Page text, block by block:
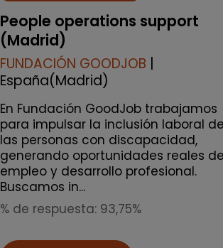
People operations support
(Madrid)
FUNDACIÓN GOODJOB |
España(Madrid)
En Fundación GoodJob trabajamos
para impulsar la inclusión laboral de
las personas con discapacidad,
generando oportunidades reales de
empleo y desarrollo profesional.
Buscamos in...
% de respuesta: 93,75%